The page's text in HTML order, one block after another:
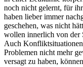
noch nicht gelernt, für
haben lieber immer
geschehen, was nicht
wollen innerlich von der
Auch
Problemen nicht mehr
versagt zu haben,